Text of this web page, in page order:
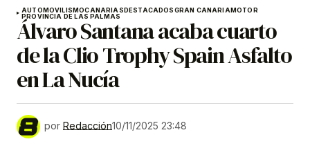
AUTOMOVILISMOCANARIASDESTACADOSGRAN CANARIAMOTOR
PROVINCIA DE LAS PALMAS
Álvaro Santana acaba cuarto
de la Clio Trophy Spain Asfalto
en La Nucía
por Redacción10/11/2025 23:48